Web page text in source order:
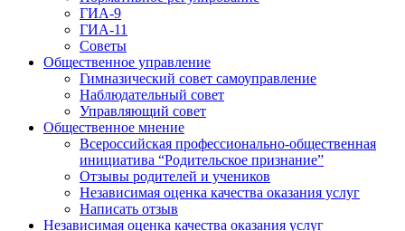
ГИА-9
ГИА-11
Советы
Общественное управление
Гимназический совет самоуправление
Наблюдательный совет
Управляющий совет
Общественное мнение
Всероссийская профессионально-общественная
инициатива “Родительское признание”
Отзывы родителей и учеников
Независимая оценка качества оказания услуг
Написать отзыв
Независимая оценка качества оказания услуг